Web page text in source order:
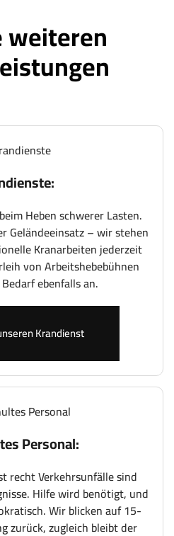
weiteren
Heben schwerer Lasten.
Geländeeinsatz – wir stehen
Kranarbeiten jederzeit
von Arbeitshebebühnen
ebenfalls an.
Krandienst
Personal:
recht Verkehrsunfälle sind
Hilfe wird benötigt, und
Wir blicken auf 15-
zurück, zugleich bleibt der